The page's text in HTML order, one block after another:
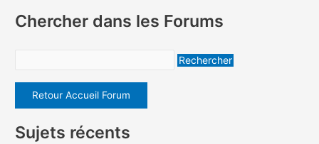
Chercher dans les Forums
Retour Accueil Forum
Sujets récents